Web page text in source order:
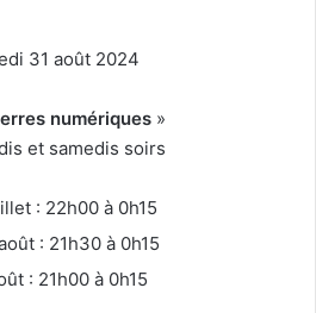
31 août 2024
numériques »
et samedis soirs
: 22h00 à 0h15
: 21h30 à 0h15
: 21h00 à 0h15